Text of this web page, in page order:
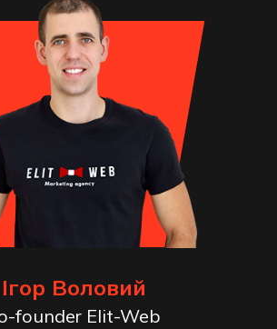
Ігор Воловий
founder Elit-Web